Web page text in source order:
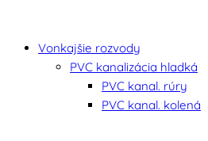
Vonkajšie rozvody
PVC kanalizácia hladká
PVC kanal. rúry
PVC kanal. kolená